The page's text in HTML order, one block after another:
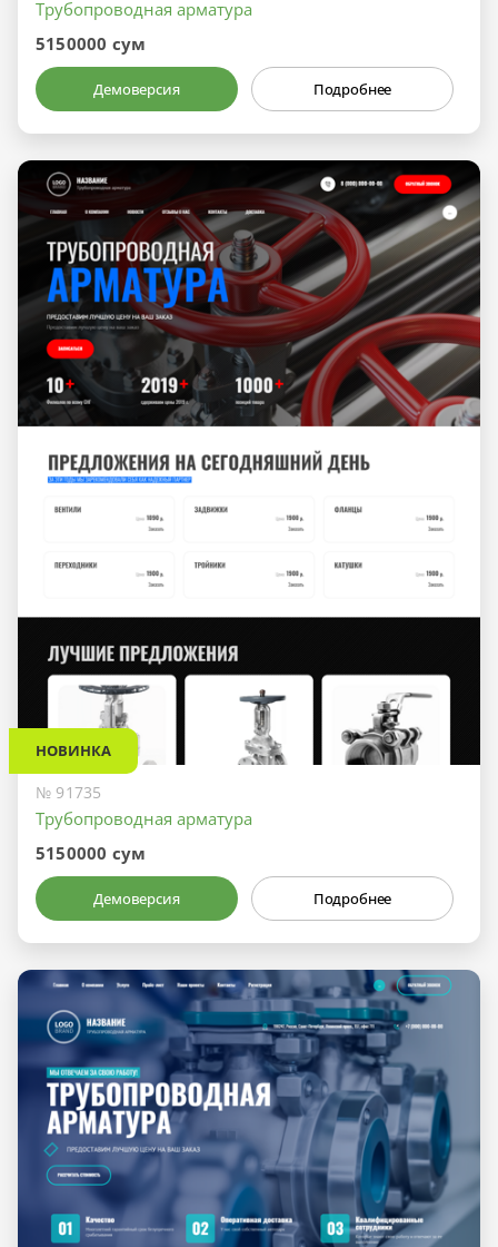
Трубопроводная арматура
5150000 сум
Демоверсия Подробнее
НОВИНКА
№ 91735
Трубопроводная арматура
5150000 сум
Демоверсия Подробнее